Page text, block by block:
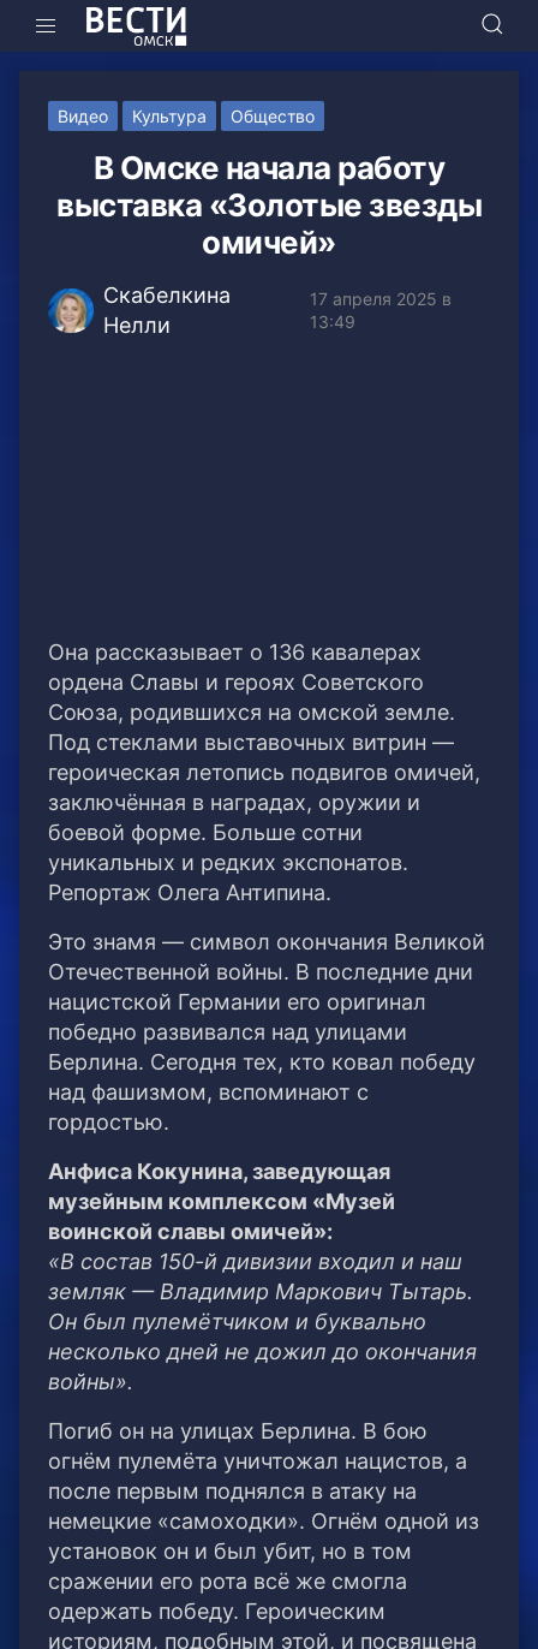
Видео Культура Общество
В Омске начала работу
выставка «Золотые звезды
омичей»
Скабелкина
Нелли
17 апреля 2025 в
13:49
Она рассказывает о 136 кавалерах
ордена Славы и героях Советского
Союза, родившихся на омской земле.
Под стеклами выставочных витрин —
героическая летопись подвигов омичей,
заключённая в наградах, оружии и
боевой форме. Больше сотни
уникальных и редких экспонатов.
Репортаж Олега Антипина.
Это знамя — символ окончания Великой
Отечественной войны. В последние дни
нацистской Германии его оригинал
победно развивался над улицами
Берлина. Сегодня тех, кто ковал победу
над фашизмом, вспоминают с
гордостью.
Анфиса Кокунина, заведующая
музейным комплексом «Музей
воинской славы омичей»:
«В состав 150-й дивизии входил и наш
земляк — Владимир Маркович Тытарь.
Он был пулемётчиком и буквально
несколько дней не дожил до окончания
войны».
Погиб он на улицах Берлина. В бою
огнём пулемёта уничтожал нацистов, а
после первым поднялся в атаку на
немецкие «самоходки». Огнём одной из
установок он и был убит, но в том
сражении его рота всё же смогла
одержать победу. Героическим
историям, подобным этой, и посвящена